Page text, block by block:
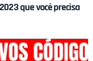
que você precisa